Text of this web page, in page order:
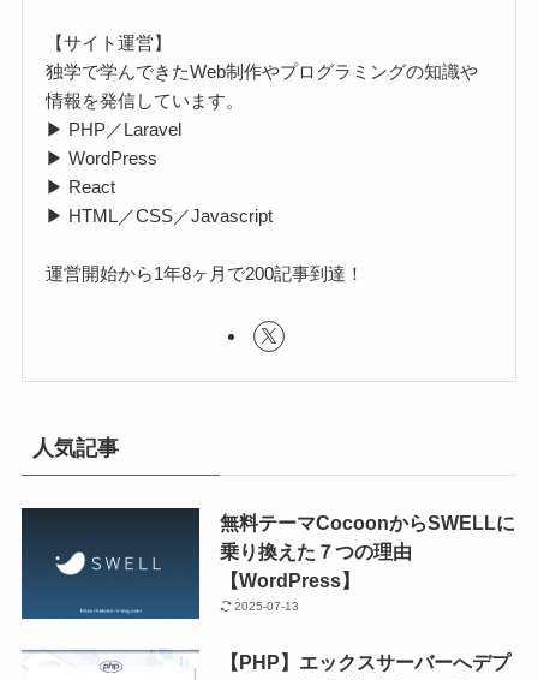
【サイト運営】
独学で学んできたWeb制作やプログラミングの知識や
情報を発信しています。
▶ PHP／Laravel
▶ WordPress
▶ React
▶ HTML／CSS／Javascript
運営開始から1年8ヶ月で200記事到達！
人気記事
無料テーマCocoonからSWELLに
乗り換えた７つの理由
【WordPress】
2025-07-13
【PHP】エックスサーバーへデプ